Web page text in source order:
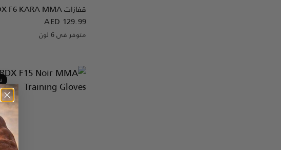
قفازاتF6 KARA MMA
AED 129.99
Black
Golden
Red
Pink متوفر في 6 لون